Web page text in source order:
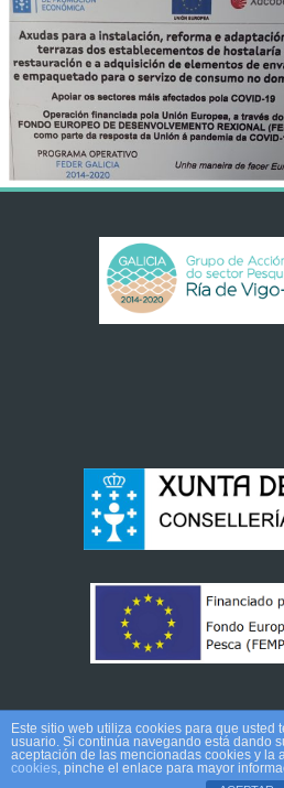
Este sitio web utiliza cookies para que usted
usuario. Si continúa navegando está dando
aceptación de las mencionadas cookies y la
cookies, pinche el enlace para mayor